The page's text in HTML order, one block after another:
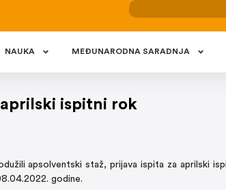
NAUKA MEÐUNARODNA SARADNJA
ispitni rok
apsolventski staž, prijava ispita za aprilski
godine.